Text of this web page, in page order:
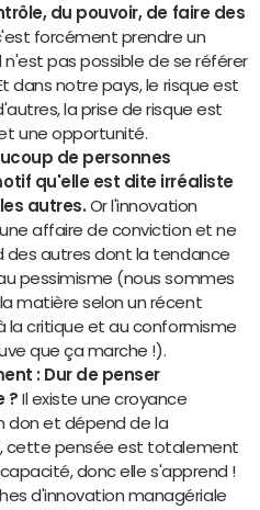
du pouvoir, de faire des
forcément prendre un
pas possible de se référer
dans notre pays, le risque est
la prise de risque est
une opportunité.
de personnes
qu'elle est dite irréaliste
autres. Or l'innovation
affaire de conviction et ne
des autres dont la tendance
pessimisme (nous sommes
matière selon un récent
la critique et au conformisme
que ça marche !).
: Dur de penser
?Il existe une croyance
don et dépend de la
cette pensée est totalement
donc elle s'apprend !
d'innovation managériale